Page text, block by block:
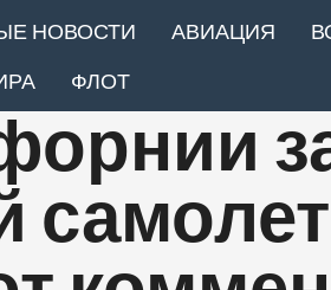
НОВОСТИ АВИАЦИЯ
ФЛОТ